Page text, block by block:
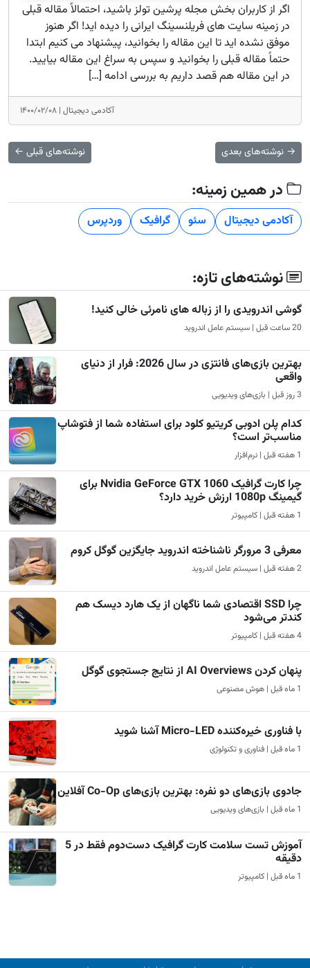
اگر از کاربران بخش مجله پرشین تولز باشید، احتمالاً مقاله قبلی
در زمینه سایت های فریلنسینگ ایرانی را دیده اید! اگر هنوز
موفق نشده اید تا این مقاله را بخوانید، پیشنهاد می کنیم ابتدا
حتماً مقاله قبلی را بخوانید و سپس به سراغ این مقاله بیایید.
در این مقاله هم قصد داریم به بررسی ادامه […]
آکادمی دیجیتال | ۱۴۰۰/۰۲/۰۸
→ نوشته‌های بعدی نوشته‌های قبلی ←
در همین زمینه:
آکادمی دیجیتال سئو گرافیک وردپرس
نوشته‌های تازه:
گوشی اندرویدی را از زباله های نامرئی خالی کنید!
20 ساعت قبل | سیستم عامل اندروید
بهترین بازی‌های فانتزی در سال 2026: فرار از دنیای
واقعی
3 روز قبل | بازی‌های ویدیویی
کدام پلن ادوبی کریتیو کلود برای استفاده شما از فتوشاپ
مناسب‌تر است؟
1 هفته قبل | نرم‌افزار
چرا کارت گرافیک Nvidia GeForce GTX 1060 برای
گیمینگ 1080p ارزش خرید دارد؟
1 هفته قبل | کامپیوتر
معرفی 3 مرورگر ناشناخته اندروید جایگزین گوگل کروم
2 هفته قبل | سیستم عامل اندروید
چرا SSD اقتصادی شما ناگهان از یک هارد دیسک هم
کندتر می‌شود
4 هفته قبل | کامپیوتر
پنهان کردن AI Overviews از نتایج جستجوی گوگل
1 ماه قبل | هوش مصنوعی
با فناوری خیره‌کننده Micro-LED آشنا شوید
1 ماه قبل | فناوری و تکنولوژی
جادوی بازی‌های دو نفره: بهترین بازی‌های Co-Op آفلاین
1 ماه قبل | بازی‌های ویدیویی
آموزش تست سلامت کارت گرافیک دست‌دوم فقط در 5
دقیقه
1 ماه قبل | کامپیوتر